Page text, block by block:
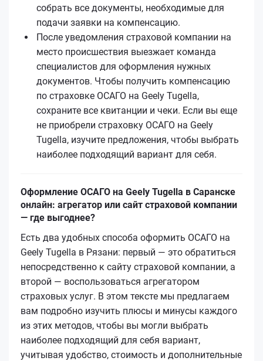
собрать все документы, необходимые для
подачи заявки на компенсацию.
После уведомления страховой компании на
место происшествия выезжает команда
специалистов для оформления нужных
документов. Чтобы получить компенсацию
по страховке ОСАГО на Geely Tugella,
сохраните все квитанции и чеки. Если вы еще
не приобрели страховку ОСАГО на Geely
Tugella, изучите предложения, чтобы выбрать
наиболее подходящий вариант для себя.
Оформление ОСАГО на Geely Tugella в Саранске
онлайн: агрегатор или сайт страховой компании
— где выгоднее?
Есть два удобных способа оформить ОСАГО на
Geely Tugella в Рязани: первый — это обратиться
непосредственно к сайту страховой компании, а
второй — воспользоваться агрегатором
страховых услуг. В этом тексте мы предлагаем
вам подробно изучить плюсы и минусы каждого
из этих методов, чтобы вы могли выбрать
наиболее подходящий для себя вариант,
учитывая удобство, стоимость и дополнительные